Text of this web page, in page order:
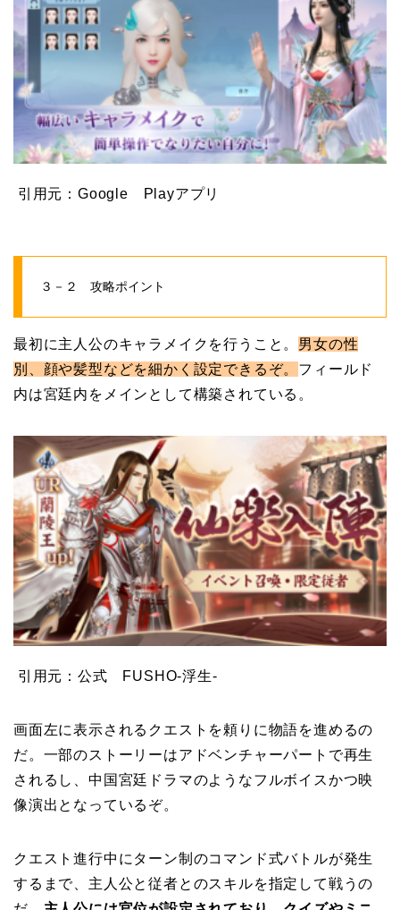
引用元：Google Playアプリ
３－２ 攻略ポイント
最初に主人公のキャラメイクを行うこと。 男女の性
別、顔や髪型などを細かく設定できるぞ。 フィールド
内は宮廷内をメインとして構築されている。
引用元：公式 FUSHO-浮生-
画面左に表示されるクエストを頼りに物語を進めるの
だ。一部のストーリーはアドベンチャーパートで再生
されるし、中国宮廷ドラマのようなフルボイスかつ映
像演出となっているぞ。
クエスト進行中にターン制のコマンド式バトルが発生
するまで、主人公と従者とのスキルを指定して戦うの